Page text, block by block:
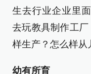
生去行业企业里
去玩教具制作工
样生产？怎么样从
幼有所育